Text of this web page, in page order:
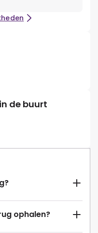
de buurt
ophalen?